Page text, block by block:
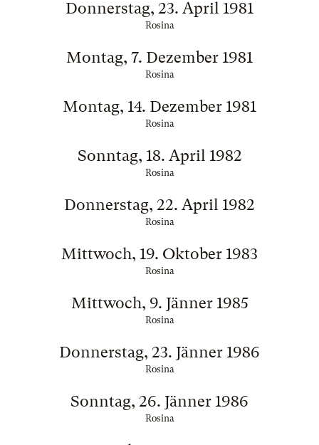
Donnerstag, 23. April 1981
Rosina
Montag, 7. Dezember 1981
Rosina
Montag, 14. Dezember 1981
Rosina
Sonntag, 18. April 1982
Rosina
Donnerstag, 22. April 1982
Rosina
Mittwoch, 19. Oktober 1983
Rosina
Mittwoch, 9. Jänner 1985
Rosina
Donnerstag, 23. Jänner 1986
Rosina
Sonntag, 26. Jänner 1986
Rosina